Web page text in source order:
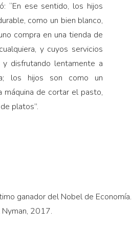
“En ese sentido, los hijos
como un bien blanco,
compra en una tienda de
y cuyos servicios
y disfrutando lentamente a
los hijos son como un
máquina de cortar el pasto,
platos”.
ganador del Nobel de Economía.
2017.